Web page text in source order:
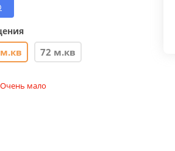
72 м.кв
Очень мало